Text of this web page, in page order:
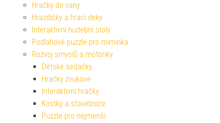
Hračky do vany
Hrazdičky a hrací deky
Interaktivní hudební stoly
Podlahové puzzle pro miminka
Rozvoj smyslů a motoriky
Dětské sedačky
Hračky zvukové
Interaktivní hračky
Kostky a stavebnice
Puzzle pro nejmenší